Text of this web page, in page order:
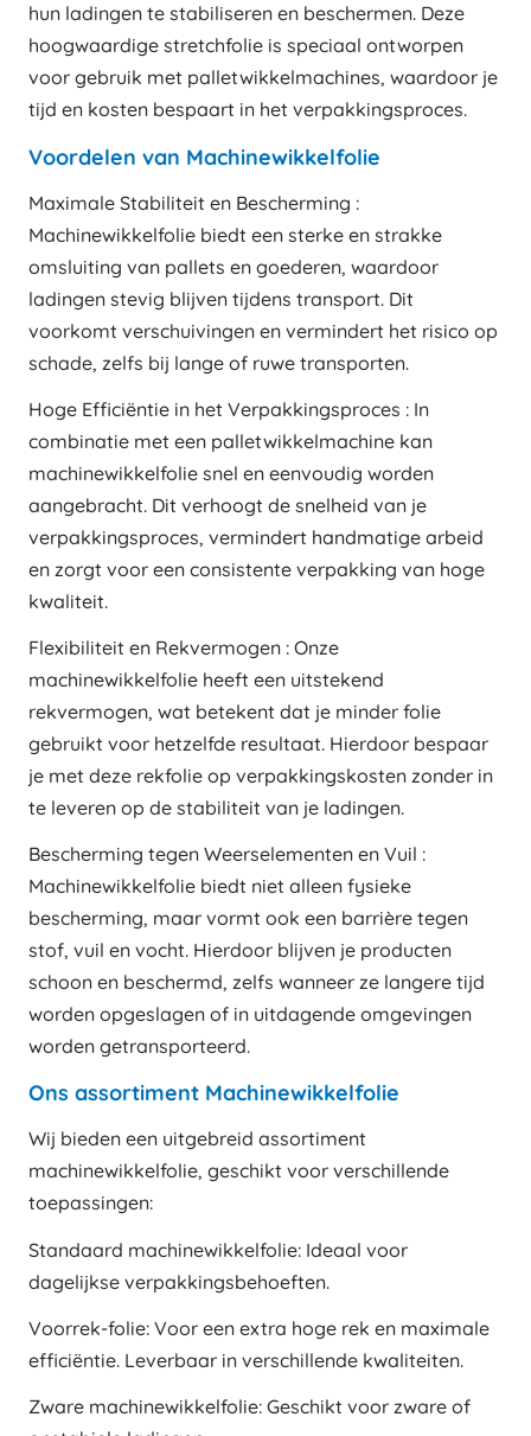
hun ladingen te stabiliseren en beschermen. Deze
hoogwaardige stretchfolie is speciaal ontworpen
voor gebruik met palletwikkelmachines, waardoor je
tijd en kosten bespaart in het verpakkingsproces.
Voordelen van Machinewikkelfolie
Maximale Stabiliteit en Bescherming :
Machinewikkelfolie biedt een sterke en strakke
omsluiting van pallets en goederen, waardoor
ladingen stevig blijven tijdens transport. Dit
voorkomt verschuivingen en vermindert het risico op
schade, zelfs bij lange of ruwe transporten.
Hoge Efficiëntie in het Verpakkingsproces : In
combinatie met een palletwikkelmachine kan
machinewikkelfolie snel en eenvoudig worden
aangebracht. Dit verhoogt de snelheid van je
verpakkingsproces, vermindert handmatige arbeid
en zorgt voor een consistente verpakking van hoge
kwaliteit.
Flexibiliteit en Rekvermogen : Onze
machinewikkelfolie heeft een uitstekend
rekvermogen, wat betekent dat je minder folie
gebruikt voor hetzelfde resultaat. Hierdoor bespaar
je met deze rekfolie op verpakkingskosten zonder in
te leveren op de stabiliteit van je ladingen.
Bescherming tegen Weerselementen en Vuil :
Machinewikkelfolie biedt niet alleen fysieke
bescherming, maar vormt ook een barrière tegen
stof, vuil en vocht. Hierdoor blijven je producten
schoon en beschermd, zelfs wanneer ze langere tijd
worden opgeslagen of in uitdagende omgevingen
worden getransporteerd.
Ons assortiment Machinewikkelfolie
Wij bieden een uitgebreid assortiment
machinewikkelfolie, geschikt voor verschillende
toepassingen:
Standaard machinewikkelfolie: Ideaal voor
dagelijkse verpakkingsbehoeften.
Voorrek-folie: Voor een extra hoge rek en maximale
efficiëntie. Leverbaar in verschillende kwaliteiten.
Zware machinewikkelfolie: Geschikt voor zware of